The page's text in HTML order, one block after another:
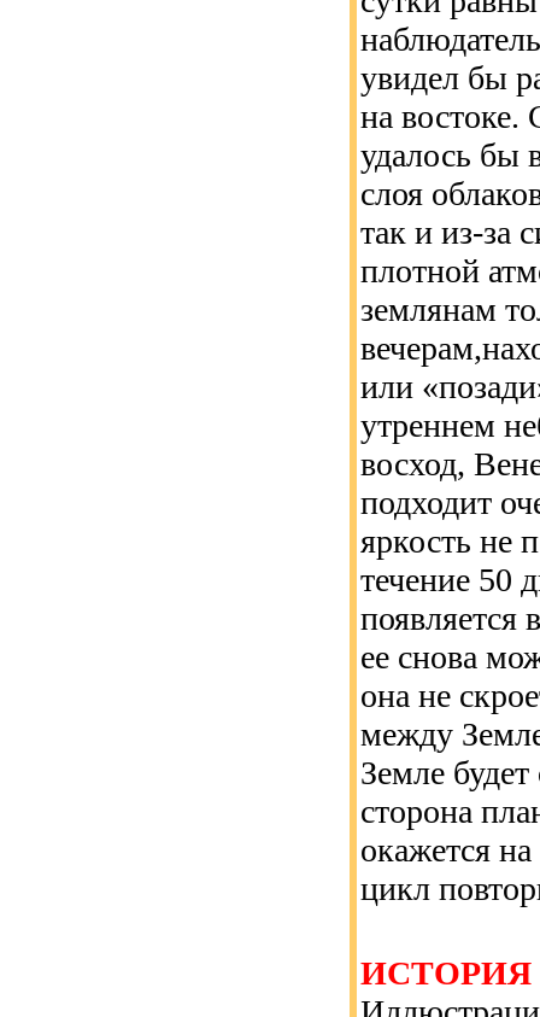
увидел бы
на востоке.
удалось бы
слоя
так и из-за
плотной
землянам
или
утреннем
восход,
подходит
яркость не
течение 50
появляется
ее снова
она не
между
Земле
сторона
окажется
цикл